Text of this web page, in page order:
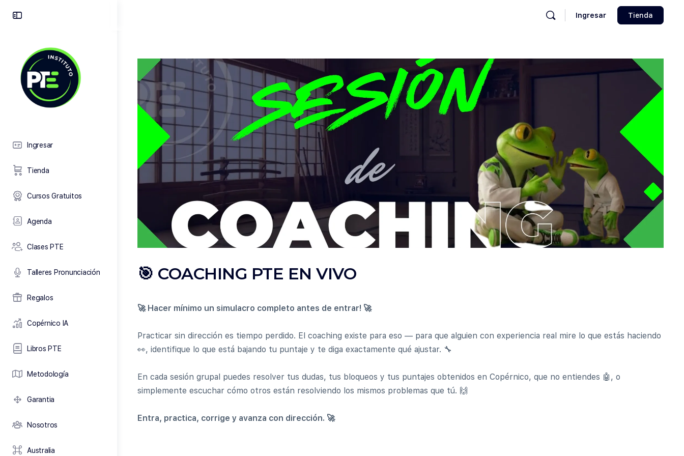
Ingresar
Tienda
Cursos Gratuitos
Agenda
Clases PTE
Talleres Pronunciación
Regalos
Copérnico IA
Libros PTE
Metodología
Garantia
Nosotros
Australia
Ingresar Tienda
🎯 COACHING PTE EN VIVO
🚀 Hacer mínimo un simulacro completo antes de entrar! 🚀
Practicar sin dirección es tiempo perdido. El coaching existe para eso — para que alguien con experiencia real mire lo que estás haciendo
👀, identifique lo que está bajando tu puntaje y te diga exactamente qué ajustar. 🔧
En cada sesión grupal puedes resolver tus dudas, tus bloqueos y tus puntajes obtenidos en Copérnico, que no entiendes 🤖, o
simplemente escuchar cómo otros están resolviendo los mismos problemas que tú. 🙌
Entra, practica, corrige y avanza con dirección. 🚀